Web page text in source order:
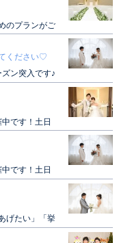
のプランがご
い方、必見で
ください♡
ン突入です♪
日スタートし
です！土日
ぜひご見学に
です！土日
ぜひご見学に
げたい」「挙
いを叶えるプ